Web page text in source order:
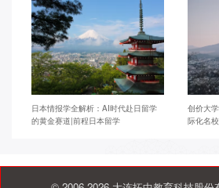
日本情报学全解析：AI时代赴日留学
的黄金赛道|前程日本留学
创价大
际化名